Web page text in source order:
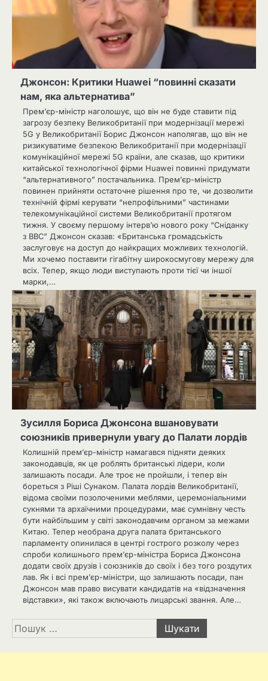
Джонсон: Критики Huawei “повинні сказати
нам, яка альтернатива”
Прем’єр-міністр наголошує, що він не буде ставити під
загрозу безпеку Великобританії при модернізації мережі
5G у Великобританії Борис Джонсон наполягав, що він не
ризикуватиме безпекою Великобританії при модернізації
комунікаційної мережі 5G країни, але сказав, що критики
китайської технологічної фірми Huawei повинні придумати
“альтернативного” постачальника. Прем’єр-міністр
повинен прийняти остаточне рішення про те, чи дозволити
технічній фірмі керувати “непрофільними” частинами
телекомунікаційної системи Великобританії протягом
тижня. У своєму першому інтерв’ю нового року “Сніданку
з BBC” Джонсон сказав: «Британська громадськість
заслуговує на доступ до найкращих можливих технологій.
Ми хочемо поставити гігабітну широкосмугову мережу для
всіх. Тепер, якщо люди виступають проти тієї чи іншої
марки,…
Зусилля Бориса Джонсона вшановувати
союзників привернули увагу до Палати лордів
Колишній прем’єр-міністр намагався підняти деяких
законодавців, як це роблять британські лідери, коли
залишають посади. Але троє не пройшли, і тепер він
бореться з Ріші Сунаком. Палата лордів Великобританії,
відома своїми позолоченими меблями, церемоніальними
сукнями та архаїчними процедурами, має сумнівну честь
бути найбільшим у світі законодавчим органом за межами
Китаю. Тепер необрана друга палата британського
парламенту опинилася в центрі гострого розколу через
спроби колишнього прем’єр-міністра Бориса Джонсона
додати своїх друзів і союзників до своїх і без того роздутих
лав. Як і всі прем’єр-міністри, що залишають посади, пан
Джонсон мав право висувати кандидатів на «відзначення
відставки», які також включають лицарські звання. Але…
Пошук: